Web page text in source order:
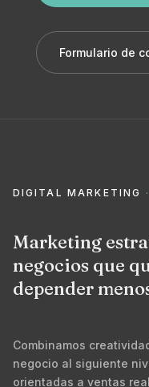
Formulario de
DIGITAL MARKETING
Marketing
negocios que
depender
Combinamos
negocio al siguiente
orientadas a ventas